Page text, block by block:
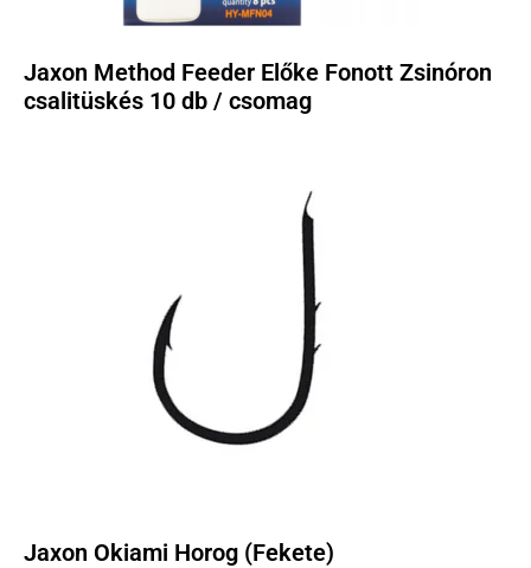
Jaxon Method Feeder Előke Fonott Zsinóron
csalitüskés 10 db / csomag
Jaxon Okiami Horog (Fekete)